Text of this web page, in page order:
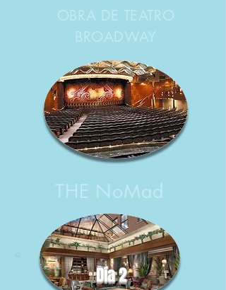
OBRA DE TEATRO
BROADWAY
THE NoMad
​Día 2